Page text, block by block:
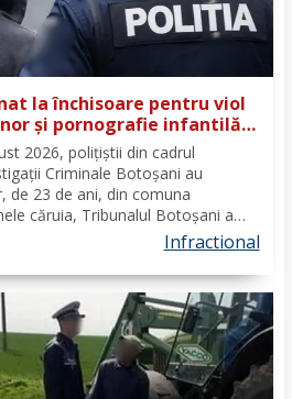
la închisoare pentru viol
și pornografie infantilă,
2026, polițiștii din cadrul
Criminale Botoșani au
de 23 de ani, din comuna
căruia, Tribunalul Botoșani a
executare a pedepsei cu
a fost condamnat la 4 ani și 5 luni
Infractional